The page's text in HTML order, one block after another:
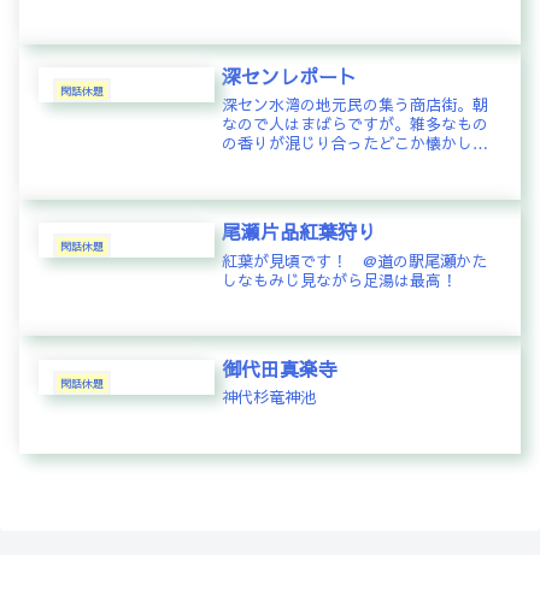
閑話休題
深センレポート
深セン水湾の地元民の集う商店街。朝
なので人はまばらですが。雑多なもの
の香りが混じり合ったどこか懐かしい
りの雰囲気ににてるかな。並木にはガ
ジュマルかと思しき木々が・・・・深
セ...
閑話休題
尾瀬片品紅葉狩り
紅葉が見頃です！ @道の駅尾瀬かた
しなもみじ見ながら足湯は最高！
閑話休題
御代田真楽寺
神代杉竜神池